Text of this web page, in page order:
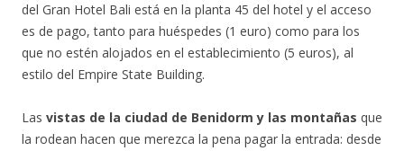
del Gran Hotel Bali está en la planta 45 del hotel y el acceso
es de pago, tanto para huéspedes (1 euro) como para los
que no estén alojados en el establecimiento (5 euros), al
estilo del Empire State Building.
Las vistas de la ciudad de Benidorm y las montañas que
la rodean hacen que merezca la pena pagar la entrada: desde